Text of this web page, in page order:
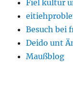
Fiel kultur
Besuch bei
Deido unt
Maußblog